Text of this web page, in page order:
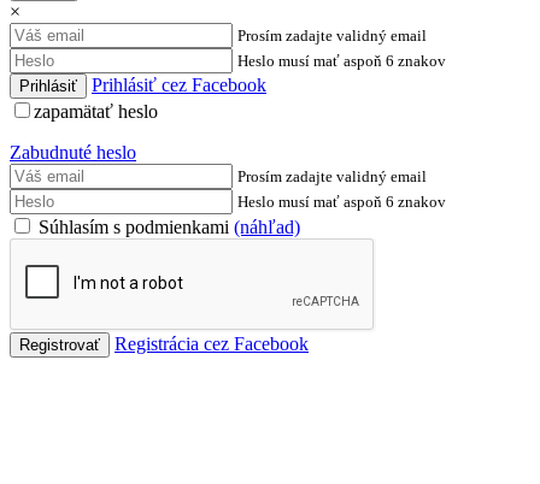
×
Prosím zadajte validný email
Heslo musí mať aspoň 6 znakov
Prihlásiť cez Facebook
zapamätať heslo
Zabudnuté heslo
Prosím zadajte validný email
Heslo musí mať aspoň 6 znakov
Súhlasím s podmienkami (náhľad)
Registrácia cez Facebook